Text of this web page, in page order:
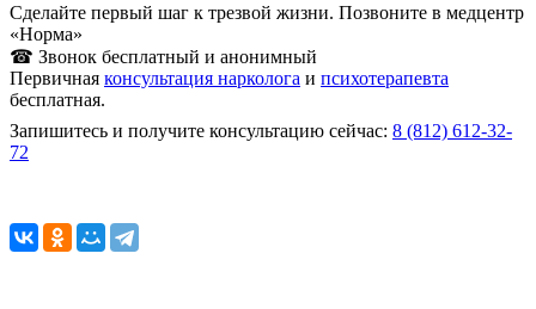
Сделайте первый шаг к трезвой жизни. Позвоните в медцентр
«Норма»
☎ Звонок бесплатный и анонимный
Первичная консультация нарколога и психотерапевта
бесплатная.
Запишитесь и получите консультацию сейчас: 8 (812) 612-32-
72